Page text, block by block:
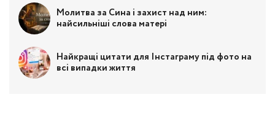
Молитва за Сина і захист над ним:
найсильніші слова матері
Найкращі цитати для Інстаграму під фото на
всі випадки життя